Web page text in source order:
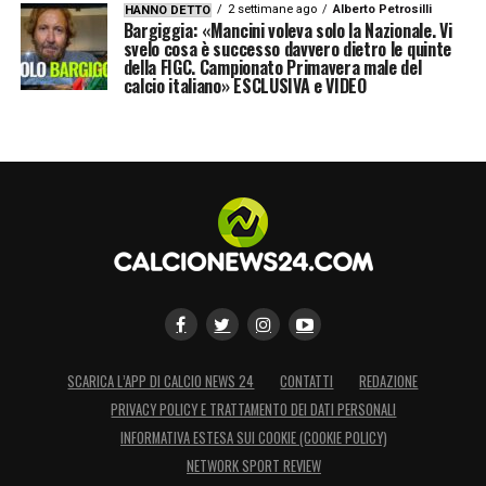
HANNO DETTO 2 settimane ago Alberto Petrosilli
Bargiggia: «Mancini voleva solo la Nazionale. Vi
svelo cosa è successo davvero dietro le quinte
della FIGC. Campionato Primavera male del
calcio italiano» ESCLUSIVA e VIDEO
SCARICA L’APP DI CALCIO NEWS 24 CONTATTI
REDAZIONE
PRIVACY POLICY E TRATTAMENTO DEI DATI PERSONALI
INFORMATIVA ESTESA SUI COOKIE (COOKIE POLICY)
NETWORK SPORT REVIEW